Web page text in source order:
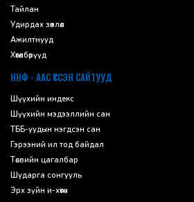
Тайлан
Удирдах зөвлөл
Ажилтнууд
Хөтөлбөрүүд
ННФ - ААС ҮҮССЭН САЙТУУД
Шүүхийн индекс
Шүүхийн мэдээллийн сан
ТББ-уудын нэгдсэн сан
Гэрээний ил тод байдал
Төсвийн цагалбар
Шударга сонгууль
Эрх зүйн и-хөтөч